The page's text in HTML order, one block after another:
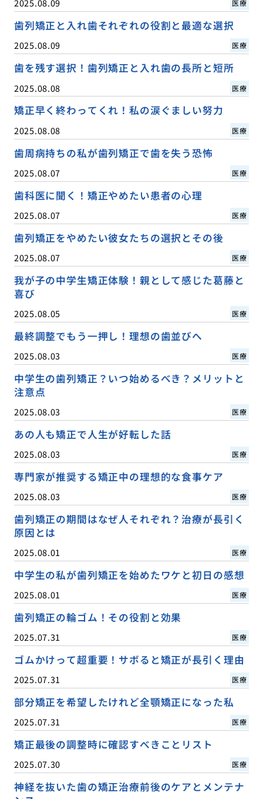
2025.08.09 医療
歯列矯正と入れ歯それぞれの役割と最適な選択
2025.08.09 医療
歯を残す選択！歯列矯正と入れ歯の長所と短所
2025.08.08 医療
矯正早く終わってくれ！私の涙ぐましい努力
2025.08.08 医療
歯周病持ちの私が歯列矯正で歯を失う恐怖
2025.08.07 医療
歯科医に聞く！矯正やめたい患者の心理
2025.08.07 医療
歯列矯正をやめたい彼女たちの選択とその後
2025.08.07 医療
我が子の中学生矯正体験！親として感じた葛藤と
喜び
2025.08.05 医療
最終調整でもう一押し！理想の歯並びへ
2025.08.03 医療
中学生の歯列矯正？いつ始めるべき？メリットと
注意点
2025.08.03 医療
あの人も矯正で人生が好転した話
2025.08.03 医療
専門家が推奨する矯正中の理想的な食事ケア
2025.08.03 医療
歯列矯正の期間はなぜ人それぞれ？治療が長引く
原因とは
2025.08.01 医療
中学生の私が歯列矯正を始めたワケと初日の感想
2025.08.01 医療
歯列矯正の輪ゴム！その役割と効果
2025.07.31 医療
ゴムかけって超重要！サボると矯正が長引く理由
2025.07.31 医療
部分矯正を希望したけれど全顎矯正になった私
2025.07.31 医療
矯正最後の調整時に確認すべきことリスト
2025.07.30 医療
神経を抜いた歯の矯正治療前後のケアとメンテナ